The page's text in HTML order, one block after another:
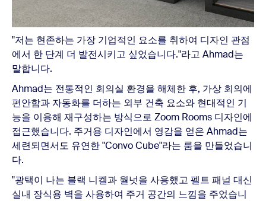
"저는 현존하는 가장 기업적인 요소를 취하여 디자인 관점
에서 한 단계 더 발전시키고 싶었습니다."라고 Ahmad는
말합니다.
Ahmad는 전통적인 회의실 환경을 해체한 후, 가상 회의에
편안함과 자동화를 더하는 외부 건축 요소와 현대적인 기
능을 이용해 재구성하는 방식으로 Zoom Rooms 디자인에
접근했습니다. 주거용 디자인에서 영감을 얻은 Ahmad는
세련되면서도 유연한 "Convo Cube"라는 룸을 만들었습니
다.
"광택이 나는 블랙 니켈과 월넛을 사용했고 펠트 패널 대신
실내 장식용 벽을 사용하여 주거 공간의 느낌을 주었습니